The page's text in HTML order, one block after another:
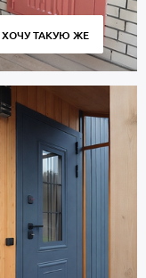
ХОЧУ ТАКУЮ ЖЕ